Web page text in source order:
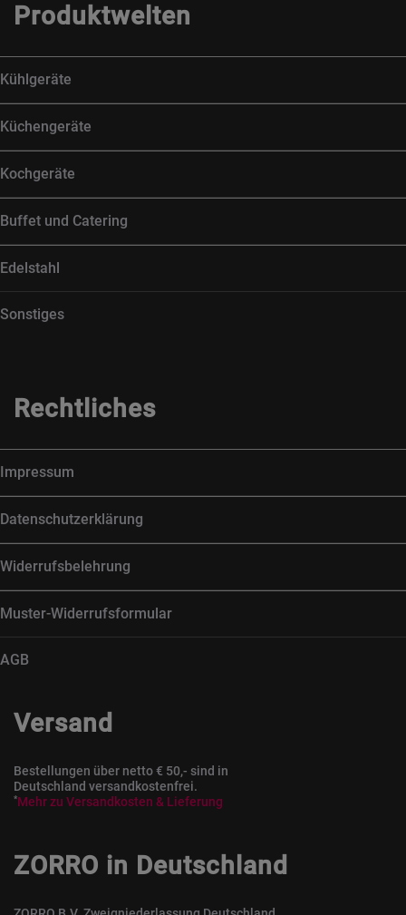
Produktwelten
Kühlgeräte
Küchengeräte
Kochgeräte
Buffet und Catering
Edelstahl
Sonstiges
Rechtliches
Impressum
Datenschutzerklärung
Widerrufsbelehrung
Muster-Widerrufsformular
AGB
Versand
Bestellungen über netto € 50,- sind in
Deutschland versandkostenfrei.
*Mehr zu Versandkosten & Lieferung
ZORRO in Deutschland